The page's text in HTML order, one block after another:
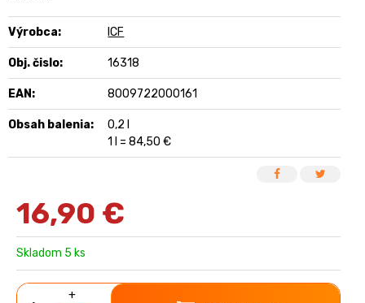
Výrobca: ICF
Obj. čislo: 16318
EAN: 8009722000161
Obsah balenia:
0,2 l
1 l = 84,50 €
16,90 €
Skladom 5 ks
+